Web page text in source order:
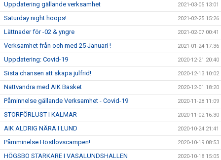
Uppdatering gällande verksamhet 2021-03-05 13:01
Saturday night hoops! 2021-02-25 15:26
Lättnader för -02 & yngre 2021-02-07 00:41
Verksamhet från och med 25 Januari ! 2021-01-24 17:36
Uppdatering: Covid-19 2020-12-21 20:40
Sista chansen att skapa julfrid! 2020-12-13 10:02
Nattvandra med AIK Basket 2020-12-01 18:20
Påminnelse gällande Verksamhet - Covid-19 2020-11-28 11:09
STORFÖRLUST I KALMAR 2020-11-02 16:30
AIK ALDRIG NÄRA I LUND 2020-10-24 21:41
Påmminelse Höstlovscampen! 2020-10-19 08:53
HÖGSBO STARKARE I VASALUNDSHALLEN 2020-10-18 15:05